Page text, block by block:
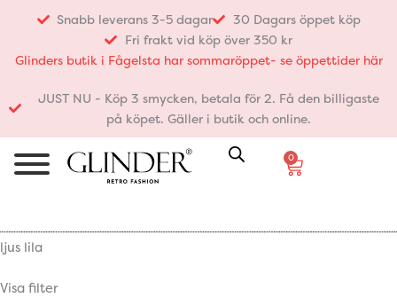
innehåll
Snabb leverans 3-5 dagar
30 Dagars öppet köp
Fri frakt vid köp över 350 kr
Glinders butik i Fågelsta har sommaröppet- se öppettider här
JUST NU - Köp 3 smycken, betala för 2. Få den billigaste
på köpet. Gäller i butik och online.
0
Varukorg
ljus lila
Visa filter